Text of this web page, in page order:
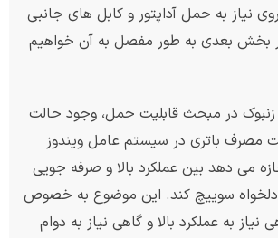
نیاز به حمل آداپتور و کابل های جانبی
بخش بعدی به طور مفصل به آن خواهیم
زنبوک در مبحث قابلیت حمل، وجود حالت
مصرف باتری در سیستم عامل ویندوز
می دهد بین عملکرد بالا و صرفه جویی
دلخواه سوییچ کند. این موضوع به خصوص
نیاز به عملکرد بالا و گاهی نیاز به دوام